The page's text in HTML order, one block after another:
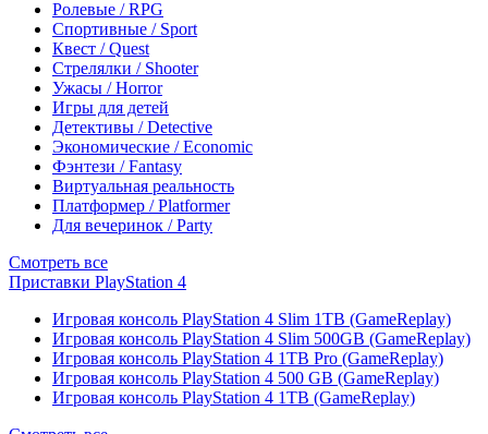
Ролевые / RPG
Спортивные / Sport
Квест / Quest
Стрелялки / Shooter
Ужасы / Horror
Игры для детей
Детективы / Detective
Экономические / Economic
Фэнтези / Fantasy
Виртуальная реальность
Платформер / Platformer
Для вечеринок / Party
Смотреть все
Приставки PlayStation 4
Игровая консоль PlayStation 4 Slim 1TB (GameReplay)
Игровая консоль PlayStation 4 Slim 500GB (GameReplay)
Игровая консоль PlayStation 4 1TB Pro (GameReplay)
Игровая консоль PlayStation 4 500 GB (GameReplay)
Игровая консоль PlayStation 4 1TB (GameReplay)